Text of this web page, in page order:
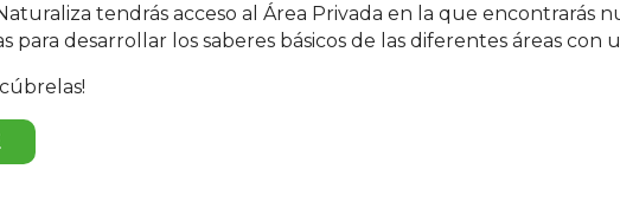
tendrás acceso al Área Privada en la que encontrarás
para desarrollar los saberes básicos de las diferentes áreas con